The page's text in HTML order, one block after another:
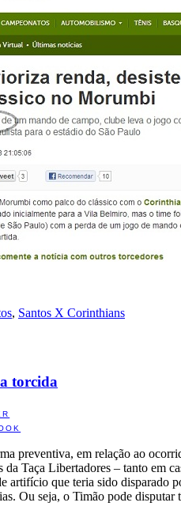
, Santos X Corinthians
torcida
preventiva, em relação ao
Taça Libertadores – tanto em
artifício que teria sido disparado
Ou seja, o Timão pode disputar